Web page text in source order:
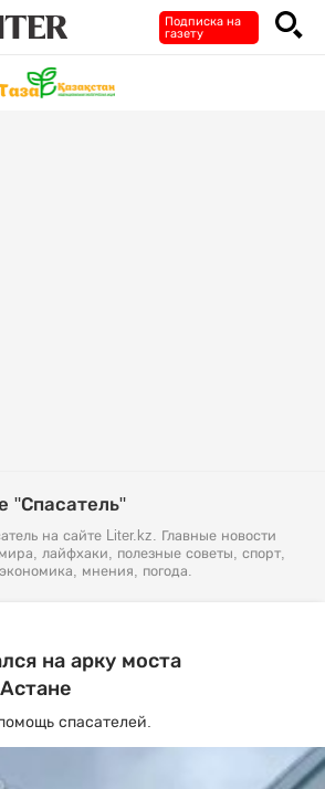
Подписка на
газету
"Спасатель"
на сайте Liter.kz. Главные новости
лайфхаки, полезные советы, спорт,
мнения, погода.
на арку моста
спасателей.